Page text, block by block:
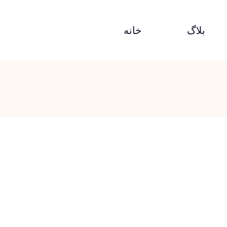
خانه بلاگ